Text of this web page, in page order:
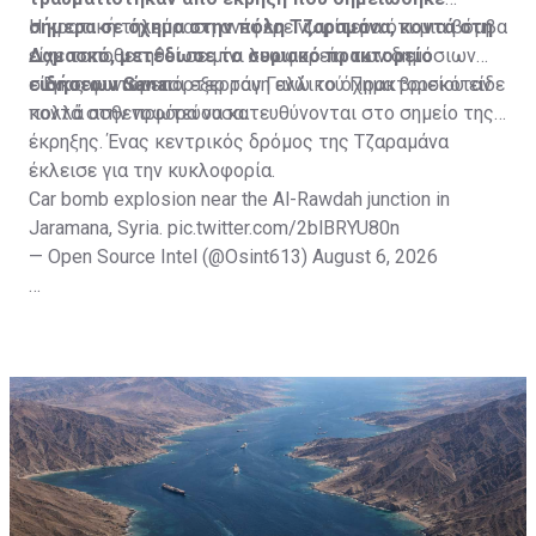
σήμερα σε όχημα στην πόλη Τζαραμάνα, κοντά στη
Δαμασκό, μετέδωσε το συριακό πρακτορείο
ειδήσεων Sana.
Η κρατική τηλεόραση ανέφερε νωρίτερα ότι μια βόμβα
είχε τοποθετηθεί σε μίνι λεωφορείο των δημόσιων
συγκοινωνιών και εξερράγη ενώ το όχημα βρισκόταν
κοντά στην πρωτεύουσα.
Ένας φωτορεπόρτερ του Γαλλικού Πρακτορείου είδε
πολλά ασθενοφόρα να κατευθύνονται στο σημείο της
έκρηξης. Ένας κεντρικός δρόμος της Τζαραμάνα
έκλεισε για την κυκλοφορία.
Car bomb explosion near the Al-Rawdah junction in
Jaramana, Syria. pic.twitter.com/2blBRYU80n
— Open Source Intel (@Osint613) August 6, 2026